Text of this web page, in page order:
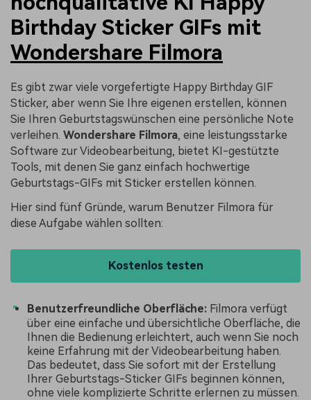
Birthday Sticker GIFs mit
Wondershare Filmora
Es gibt zwar viele vorgefertigte Happy Birthday GIF
Sticker, aber wenn Sie Ihre eigenen erstellen, können
Sie Ihren Geburtstagswünschen eine persönliche Note
verleihen. Wondershare Filmora, eine leistungsstarke
Software zur Videobearbeitung, bietet KI-gestützte
Tools, mit denen Sie ganz einfach hochwertige
Geburtstags-GIFs mit Sticker erstellen können.
Hier sind fünf Gründe, warum Benutzer Filmora für
diese Aufgabe wählen sollten:
Kostenlos testen
Benutzerfreundliche Oberfläche: Filmora verfügt
über eine einfache und übersichtliche Oberfläche, die
Ihnen die Bedienung erleichtert, auch wenn Sie noch
keine Erfahrung mit der Videobearbeitung haben.
Das bedeutet, dass Sie sofort mit der Erstellung
Ihrer Geburtstags-Sticker GIFs beginnen können,
ohne viele komplizierte Schritte erlernen zu müssen.